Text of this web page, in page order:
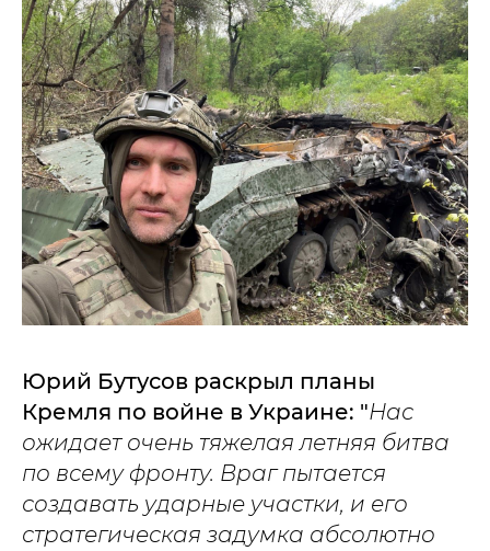
Юрий Бутусов раскрыл планы
Кремля по войне в Украине: "Нас
ожидает очень тяжелая летняя битва
по всему фронту. Враг пытается
создавать ударные участки, и его
стратегическая задумка абсолютно